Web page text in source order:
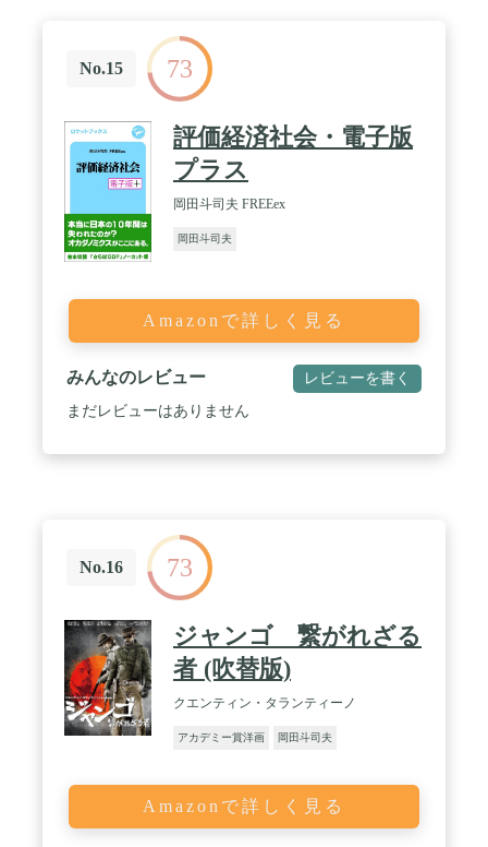
No.15 73
評価経済社会・電子版
プラス
岡田斗司夫 FREEex
岡田斗司夫
Amazonで詳しく見る
みんなのレビュー レビューを書く
まだレビューはありません
No.16 73
ジャンゴ 繋がれざる
者 (吹替版)
クエンティン・タランティーノ
アカデミー賞洋画 岡田斗司夫
Amazonで詳しく見る